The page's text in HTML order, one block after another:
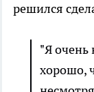
решился
"Я очень
хорошо,